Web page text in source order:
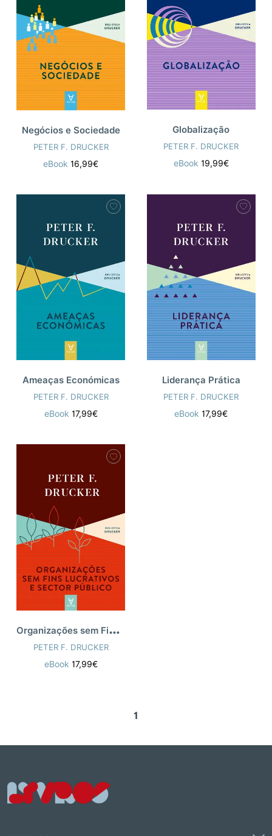
Negócios e Sociedade
PETER F. DRUCKER
eBook16,99€
Globalização
PETER F. DRUCKER
eBook 19,99€
Ameaças Económicas
PETER F. DRUCKER
eBook 17,99€
Liderança Prática
PETER F. DRUCKER
eBook17,99€
O
rganizações sem Fins Lucrativos e Secto
PETER F. DRUCKER
eBook 17,99€
1